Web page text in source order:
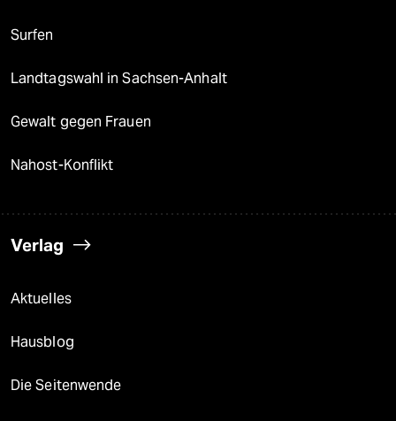
Surfen
Landtagswahl in Sachsen-Anhalt
Gewalt gegen Frauen
Nahost-Konflikt
Verlag
Aktuelles
Hausblog
Die Seitenwende